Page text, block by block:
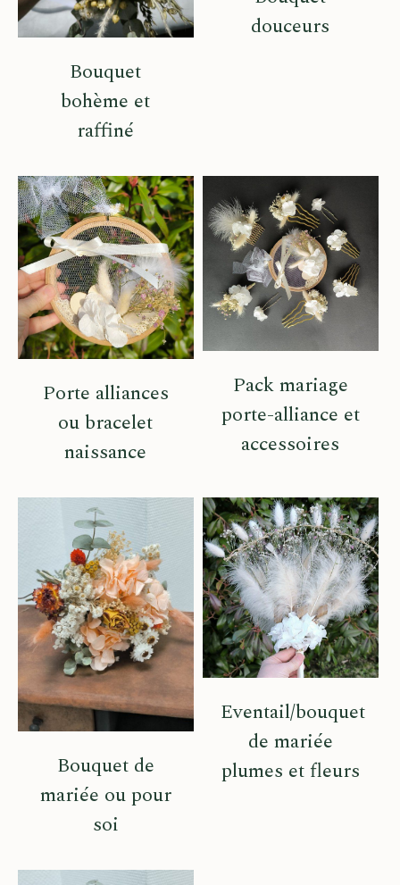
Bouquet
bohème et
raffiné
douceurs
Porte alliances
ou bracelet
naissance
Pack mariage
porte-alliance et
accessoires
Bouquet de
mariée ou pour
soi
Eventail/bouquet
de mariée
plumes et fleurs